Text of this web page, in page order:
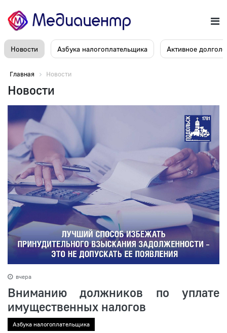
Новости Азбука налогоплательщика Активное
Главная Новости
Новости
вчера
Вниманию должников по уплате
имущественных налогов
Азбука налогоплательщика